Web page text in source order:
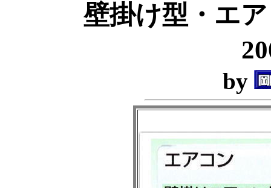
壁掛け型・エア
by